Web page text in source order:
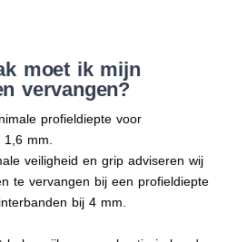
moet ik mijn
vervangen?
profieldiepte voor
mm.
veiligheid en grip adviseren wij
te vervangen bij een profieldiepte
bij 4 mm.